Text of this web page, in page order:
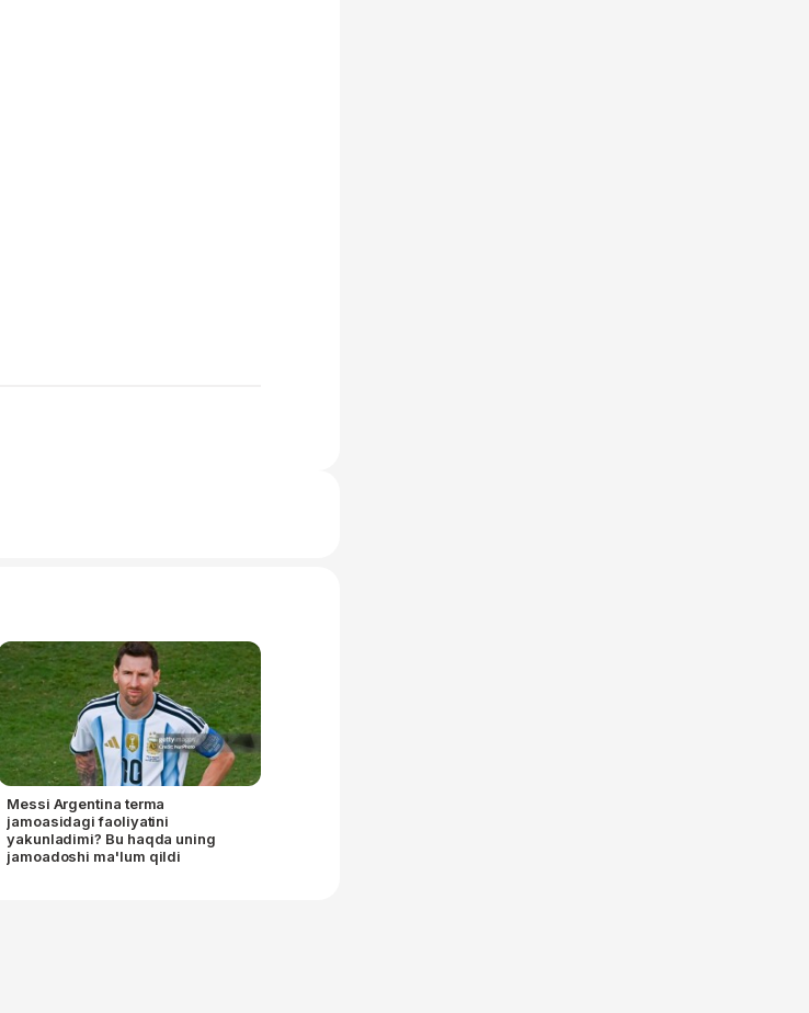
Messi Argentina terma
jamoasidagi faoliyatini
yakunladimi? Bu haqda uning
jamoadoshi ma'lum qildi